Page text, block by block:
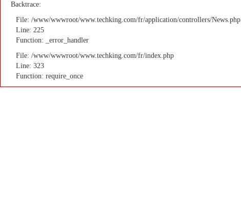
Backtrace:
File: /www/wwwroot/www.techking.com/fr/application/controllers/News.php
Line: 225
Function: _error_handler
File: /www/wwwroot/www.techking.com/fr/index.php
Line: 323
Function: require_once